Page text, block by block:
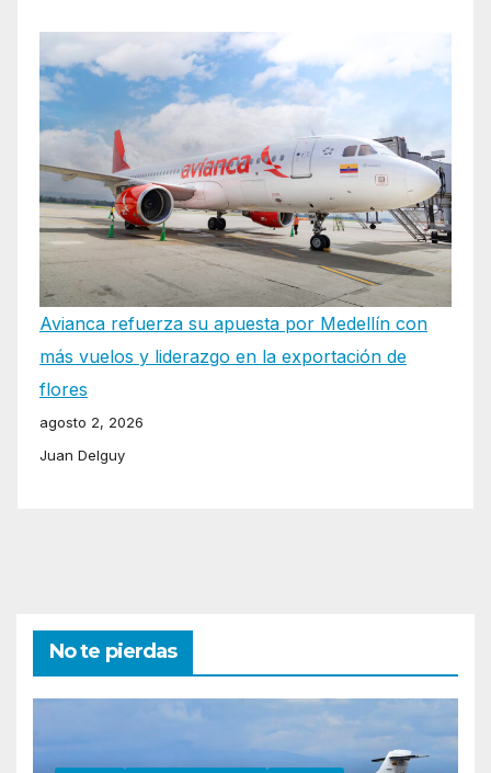
Avianca refuerza su apuesta por Medellín con
más vuelos y liderazgo en la exportación de
flores
agosto 2, 2026
Juan Delguy
No te pierdas